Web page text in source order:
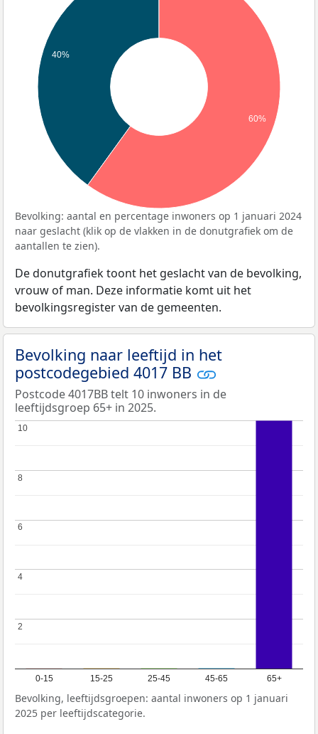
40%
60%
Bevolking: aantal en percentage inwoners op 1 januari 2024
naar geslacht (klik op de vlakken in de donutgrafiek om de
aantallen te zien).
De donutgrafiek toont het geslacht van de bevolking,
vrouw of man. Deze informatie komt uit het
bevolkingsregister van de gemeenten.
Bevolking naar leeftijd in het
postcodegebied 4017 BB
Postcode 4017BB telt 10 inwoners in de
leeftijdsgroep 65+ in 2025.
0-15 15-25 25-45 45-65 65+
2
2
4
4
6
6
8
8
10
10
Bevolking, leeftijdsgroepen: aantal inwoners op 1 januari
2025 per leeftijdscategorie.